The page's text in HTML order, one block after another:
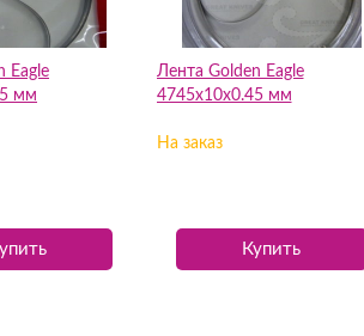
Eagle
мм
Лента Golden Eagle
4745х10х0.45 мм
На заказ
Купить